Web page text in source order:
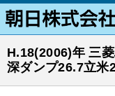
H.18(2006)年 三
深ダンプ26.7立米